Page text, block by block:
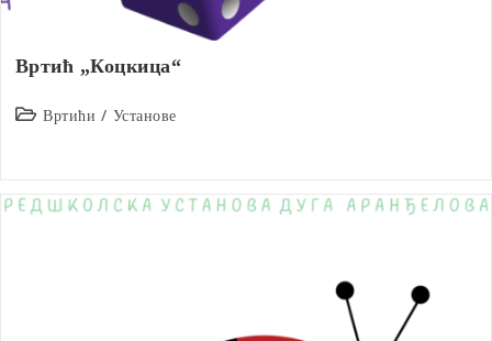
Вртић „Коцкица“
PostВртићи / Установе